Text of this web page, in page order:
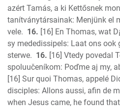
azért Tamás, a ki Kettősnek
tanítványtársainak: Menjünk el
vele. 16. [16] En Thomas, wat
sy mededissipels: Laat ons
sterwe. 16. [16] Vtedy povedal
spoluučeníkom: Poďme aj my,
[16] Sur quoi Thomas, appelé
disciples: Allons aussi, afin de
when Jesus came, he found